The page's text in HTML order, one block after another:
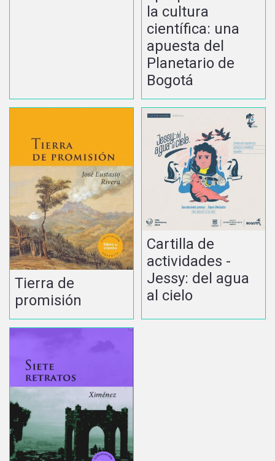
la cultura
científica: una
apuesta del
Planetario de
Bogotá
Tierra de
promisión
Cartilla de
actividades -
Jessy: del agua
al cielo